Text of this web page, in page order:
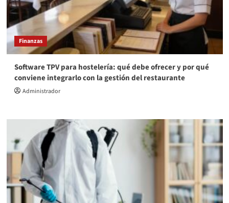
Finanzas
Software TPV para hostelería: qué debe ofrecer y por qué
conviene integrarlo con la gestión del restaurante
Administrador